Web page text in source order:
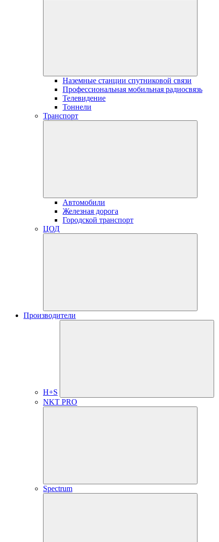
Наземные станции спутниковой связи
Профессиональная мобильная радиосвязь
Телевидение
Тоннели
Транспорт
Автомобили
Железная дорога
Городской транспорт
ЦОД
Производители
H+S
NKT PRO
Spectrum